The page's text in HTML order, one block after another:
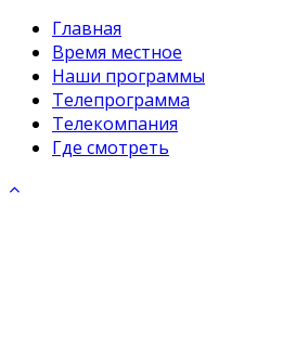
Главная
Время местное
Наши программы
Телепрограмма
Телекомпания
Где смотреть